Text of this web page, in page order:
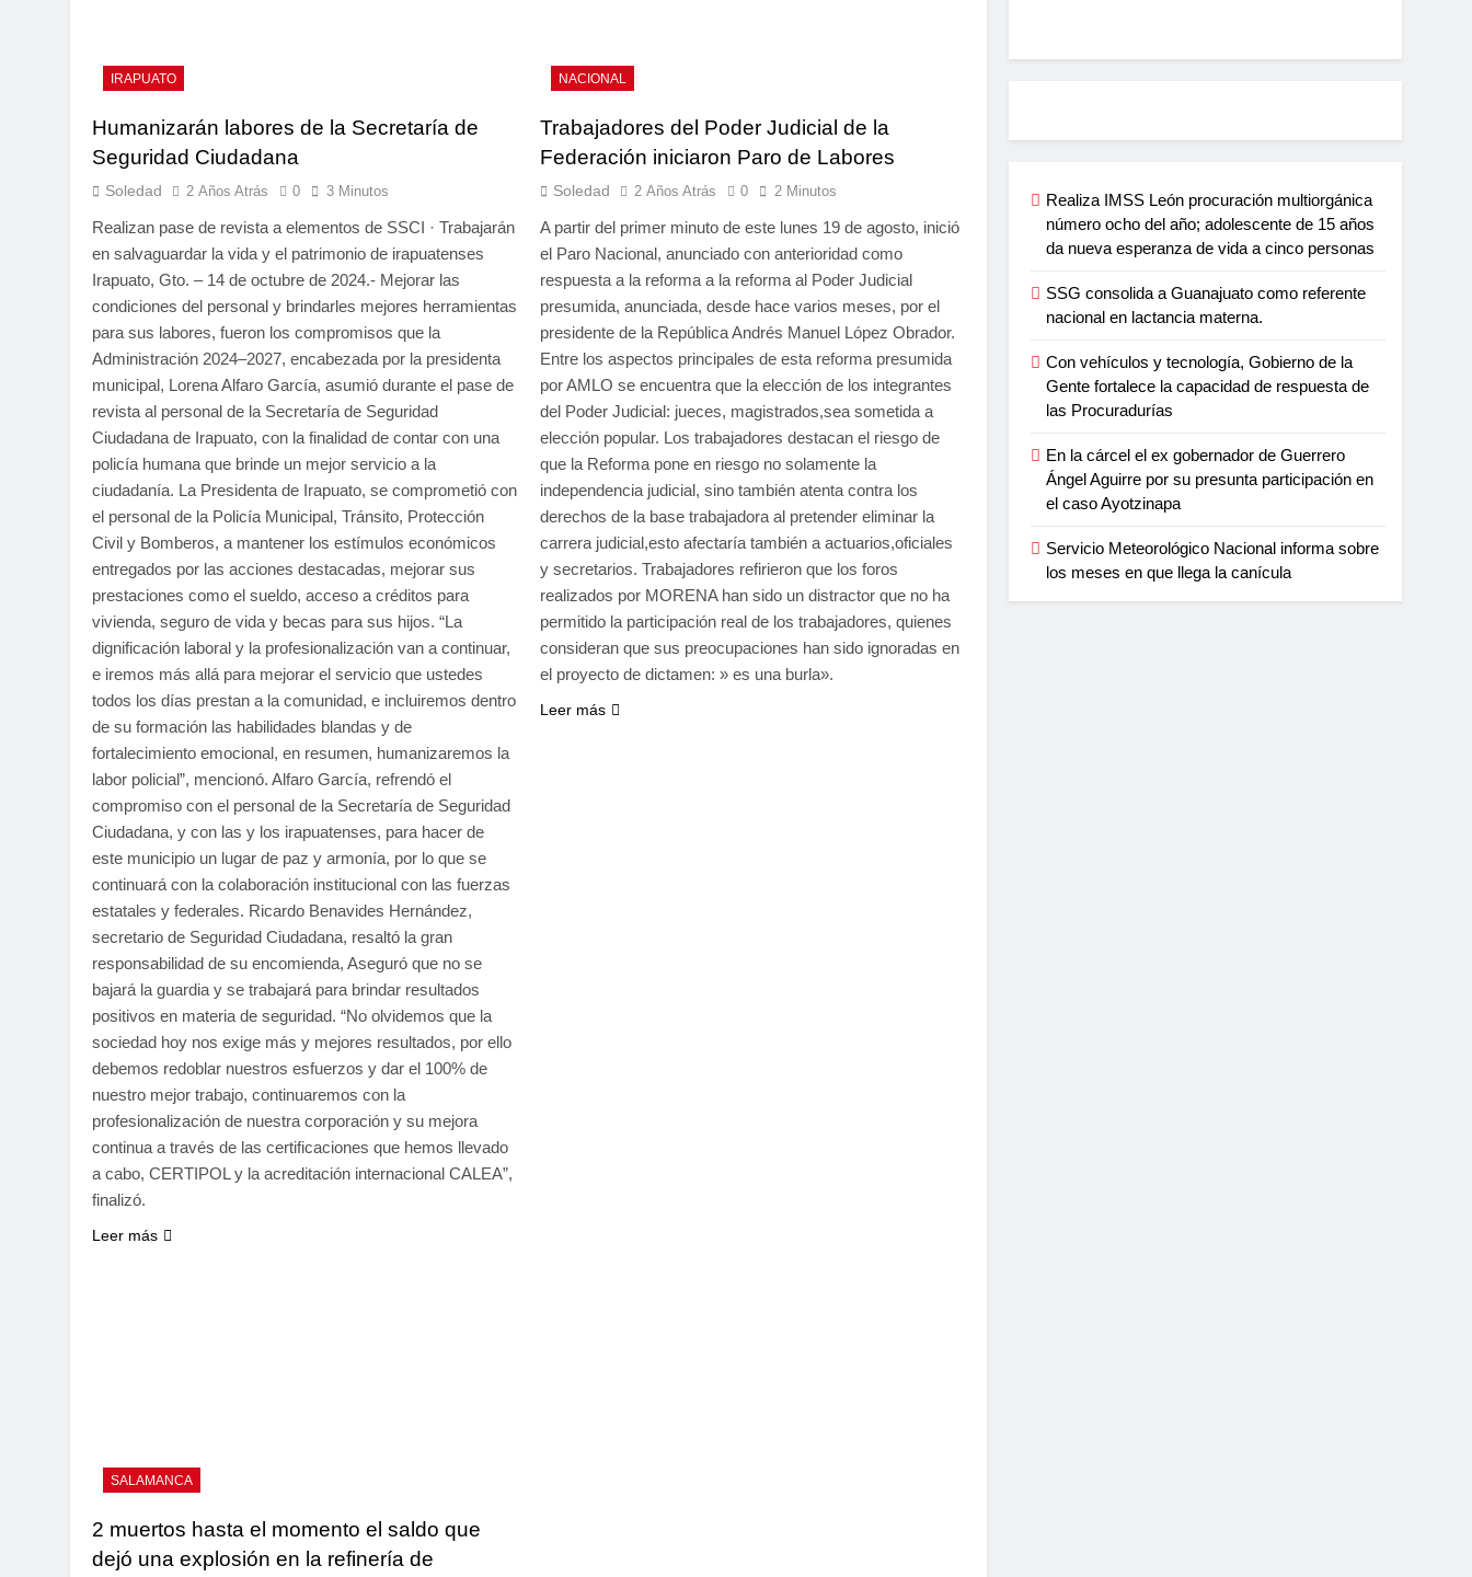
IRAPUATO
Humanizarán labores de la Secretaría de
Seguridad Ciudadana
Soledad 2 Años Atrás 0 3 Minutos
Realizan pase de revista a elementos de SSCI · Trabajarán
en salvaguardar la vida y el patrimonio de irapuatenses
Irapuato, Gto. – 14 de octubre de 2024.- Mejorar las
condiciones del personal y brindarles mejores herramientas
para sus labores, fueron los compromisos que la
Administración 2024–2027, encabezada por la presidenta
municipal, Lorena Alfaro García, asumió durante el pase de
revista al personal de la Secretaría de Seguridad
Ciudadana de Irapuato, con la finalidad de contar con una
policía humana que brinde un mejor servicio a la
ciudadanía. La Presidenta de Irapuato, se comprometió con
el personal de la Policía Municipal, Tránsito, Protección
Civil y Bomberos, a mantener los estímulos económicos
entregados por las acciones destacadas, mejorar sus
prestaciones como el sueldo, acceso a créditos para
vivienda, seguro de vida y becas para sus hijos. “La
dignificación laboral y la profesionalización van a continuar,
e iremos más allá para mejorar el servicio que ustedes
todos los días prestan a la comunidad, e incluiremos dentro
de su formación las habilidades blandas y de
fortalecimiento emocional, en resumen, humanizaremos la
labor policial”, mencionó. Alfaro García, refrendó el
compromiso con el personal de la Secretaría de Seguridad
Ciudadana, y con las y los irapuatenses, para hacer de
este municipio un lugar de paz y armonía, por lo que se
continuará con la colaboración institucional con las fuerzas
estatales y federales. Ricardo Benavides Hernández,
secretario de Seguridad Ciudadana, resaltó la gran
responsabilidad de su encomienda, Aseguró que no se
bajará la guardia y se trabajará para brindar resultados
positivos en materia de seguridad. “No olvidemos que la
sociedad hoy nos exige más y mejores resultados, por ello
debemos redoblar nuestros esfuerzos y dar el 100% de
nuestro mejor trabajo, continuaremos con la
profesionalización de nuestra corporación y su mejora
continua a través de las certificaciones que hemos llevado
a cabo, CERTIPOL y la acreditación internacional CALEA”,
finalizó.
Leer más
NACIONAL
Trabajadores del Poder Judicial de la
Federación iniciaron Paro de Labores
Soledad 2 Años Atrás 0 2 Minutos
A partir del primer minuto de este lunes 19 de agosto, inició
el Paro Nacional, anunciado con anterioridad como
respuesta a la reforma a la reforma al Poder Judicial
presumida, anunciada, desde hace varios meses, por el
presidente de la República Andrés Manuel López Obrador.
Entre los aspectos principales de esta reforma presumida
por AMLO se encuentra que la elección de los integrantes
del Poder Judicial: jueces, magistrados,sea sometida a
elección popular. Los trabajadores destacan el riesgo de
que la Reforma pone en riesgo no solamente la
independencia judicial, sino también atenta contra los
derechos de la base trabajadora al pretender eliminar la
carrera judicial,esto afectaría también a actuarios,oficiales
y secretarios. Trabajadores refirieron que los foros
realizados por MORENA han sido un distractor que no ha
permitido la participación real de los trabajadores, quienes
consideran que sus preocupaciones han sido ignoradas en
el proyecto de dictamen: » es una burla».
Leer más
SALAMANCA
2 muertos hasta el momento el saldo que
dejó una explosión en la refinería de
Realiza IMSS León procuración multiorgánica
número ocho del año; adolescente de 15 años
da nueva esperanza de vida a cinco personas
SSG consolida a Guanajuato como referente
nacional en lactancia materna.
Con vehículos y tecnología, Gobierno de la
Gente fortalece la capacidad de respuesta de
las Procuradurías
En la cárcel el ex gobernador de Guerrero
Ángel Aguirre por su presunta participación en
el caso Ayotzinapa
Servicio Meteorológico Nacional informa sobre
los meses en que llega la canícula